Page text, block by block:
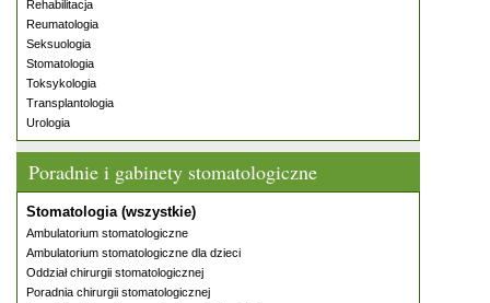
Rehabilitacja
Reumatologia
Seksuologia
Stomatologia
Toksykologia
Transplantologia
Urologia
Poradnie i gabinety stomatologiczne
Stomatologia (wszystkie)
Ambulatorium stomatologiczne
Ambulatorium stomatologiczne dla dzieci
Oddział chirurgii stomatologicznej
Poradnia chirurgii stomatologicznej